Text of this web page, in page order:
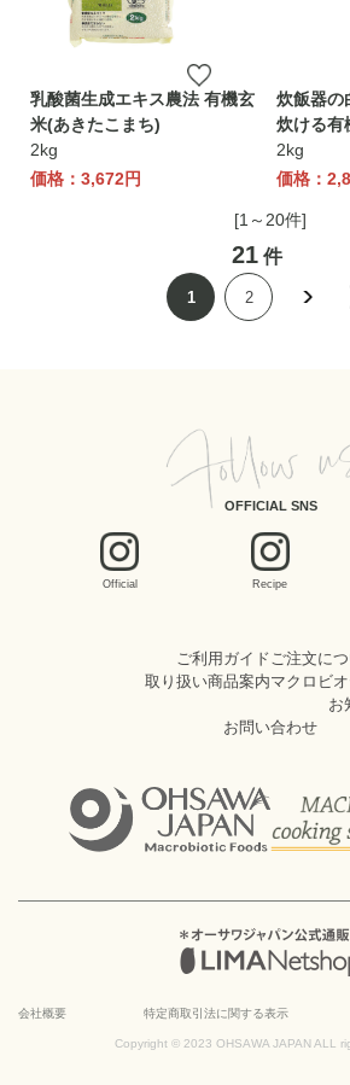
乳酸菌生成エキス農法 有機玄
米(あきたこまち)
2kg
価格：3,672円
炊飯器の
炊ける有
2kg
価格：
[1～20件]
21件
1 2
OFFICIAL SNS
Official Recipe
ご利用ガイドご注文に
取り扱い商品案内マクロビ
お
お問い合わせ
会社概要 特定商取引法に関する表示
Copyright © 2023 OHSAWA JAPAN ALL